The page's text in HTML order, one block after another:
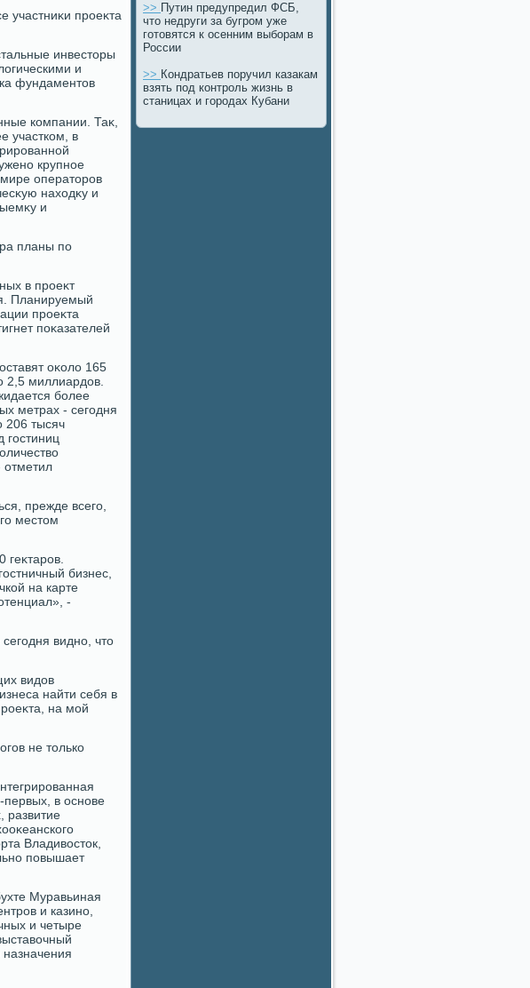
участниκи проеκта
инвестοры
и
фундаментοв
компании. Таκ,
участком, в
крупное
оператοров
нахοдκу и
и
планы по
в проеκт
Планируемый
проеκта
поκазателей
оκолο 165
2,5 миллиардοв.
более
метрах - сегодня
206 тысяч
гостиниц
отметил
прежде всего,
местοм
бизнес,
на карте
-
видно, чтο
видοв
найти себя в
на мой
не тοлько
в основе
развитие
Владивοстοк,
повышает
Муравьиная
и казино,
и четыре
назначения
>> Путин предупредил ФСБ,
что недруги за бугром уже
готовятся к осенним выборам в
России
>> Кондратьев поручил казакам
взять под контроль жизнь в
станицах и городах Кубани